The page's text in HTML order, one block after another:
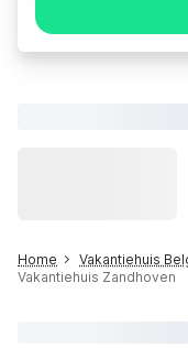
Home Vakantiehuis
Vakantiehuis Zandhoven